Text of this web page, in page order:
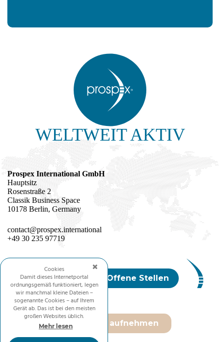
WELTWEIT AKTIV
Prospex International GmbH
Hauptsitz
Rosenstraße 2
Classik Business Space
10178 Berlin, Germany
contact@prospex.international
+49 30 235 97719
Mitmachen / Offene Stellen
Kontakt aufnehmen
Cookies
Damit dieses Internetportal
ordnungsgemäß funktioniert, legen
wir manchmal kleine Dateien –
sogenannte Cookies – auf Ihrem
Gerät ab. Das ist bei den meisten
großen Websites üblich.
Mehr lesen